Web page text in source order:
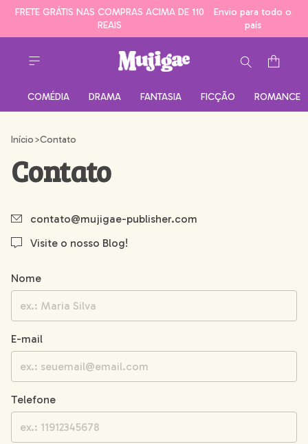
FRETE GRÁTIS NAS COMPRAS ACIMA DE 110
REAIS
Envio para todo o
país
COMÉDIA DRAMA FANTASIA FICÇÃO ROMANCE
Início>Contato
Contato
contato@mujigae-publisher.com
Visite o nosso Blog!
Nome
E-mail
Telefone